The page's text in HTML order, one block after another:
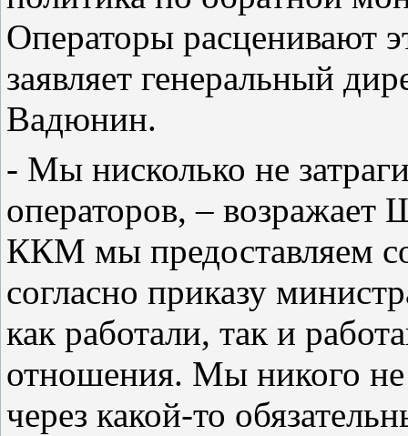
Операторы расценивают
заявляет генеральный
Вадюнин.
- Мы нисколько не
операторов, –
ККМ мы предоставляем
согласно приказу
как работали, так и
отношения. Мы никого
через какой-то